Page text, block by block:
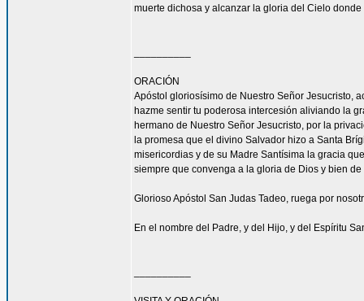
muerte dichosa y alcanzar la gloria del Cielo
ORACIÓN
Apóstol gloriosísimo de Nuestro Señor Jesucristo,
hazme sentir tu poderosa intercesión aliviando la
hermano de Nuestro Señor Jesucristo, por la
la promesa que el divino Salvador hizo a Santa
misericordias y de su Madre Santísima la gracia
siempre que convenga a la gloria de Dios y bien de
Glorioso Apóstol San Judas Tadeo, ruega por
En el nombre del Padre, y del Hijo, y del Espíritu